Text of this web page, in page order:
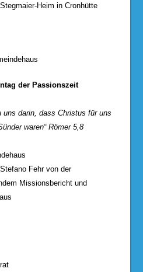
Heim in Cronhütte
der Passionszeit
uns darin, dass Christus für uns
waren“ Römer 5,8
Fehr von der
Missionsbericht und